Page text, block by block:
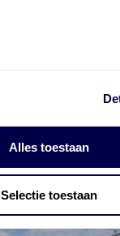
Alles toestaan
Selectie toestaan